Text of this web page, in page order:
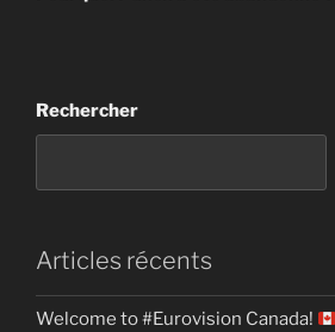
Rechercher
Articles récents
Welcome to #Eurovision Canada!